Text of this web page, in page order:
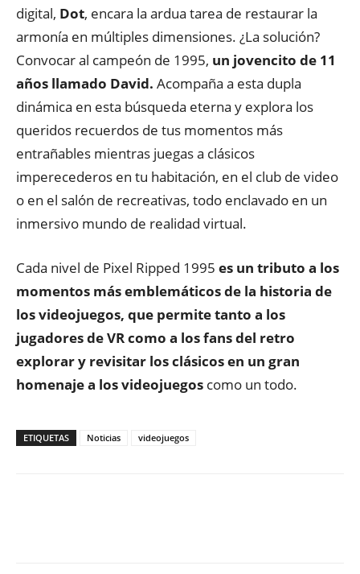
digital, Dot, encara la ardua tarea de restaurar la
armonía en múltiples dimensiones. ¿La solución?
Convocar al campeón de 1995, un jovencito de 11
años llamado David. Acompaña a esta dupla
dinámica en esta búsqueda eterna y explora los
queridos recuerdos de tus momentos más
entrañables mientras juegas a clásicos
imperecederos en tu habitación, en el club de video
o en el salón de recreativas, todo enclavado en un
inmersivo mundo de realidad virtual.
Cada nivel de Pixel Ripped 1995 es un tributo a los
momentos más emblemáticos de la historia de
los videojuegos, que permite tanto a los
jugadores de VR como a los fans del retro
explorar y revisitar los clásicos en un gran
homenaje a los videojuegos como un todo.
ETIQUETAS Noticias videojuegos